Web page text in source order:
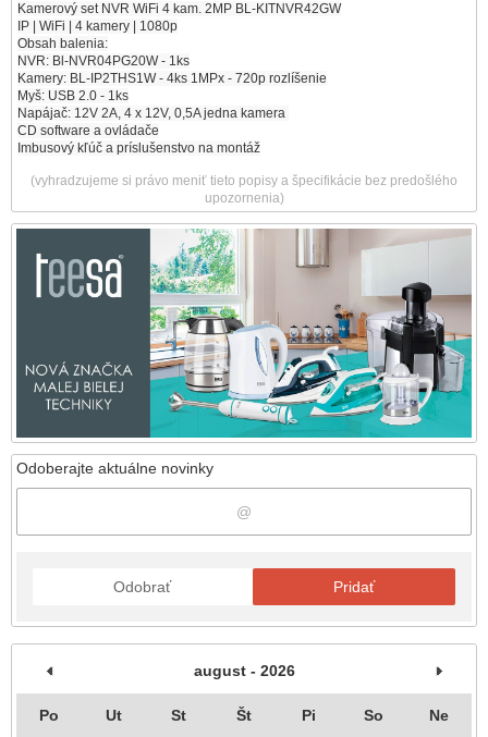
Odoberajte aktuálne novinky
Odobrať Pridať
august - 2026
Po Ut St Št Pi So Ne
Kamerový set NVR WiFi 4 kam. 2MP BL-KITNVR42GW
IP | WiFi | 4 kamery | 1080p
Obsah balenia:
NVR: Bl-NVR04PG20W - 1ks
Kamery: BL-IP2THS1W - 4ks 1MPx - 720p rozlíšenie
Myš: USB 2.0 - 1ks
Napájač: 12V 2A, 4 x 12V, 0,5A jedna kamera
CD software a ovládače
Imbusový kľúč a príslušenstvo na montáž
(vyhradzujeme si právo meniť tieto popisy a špecifikácie bez predošlého
upozornenia)